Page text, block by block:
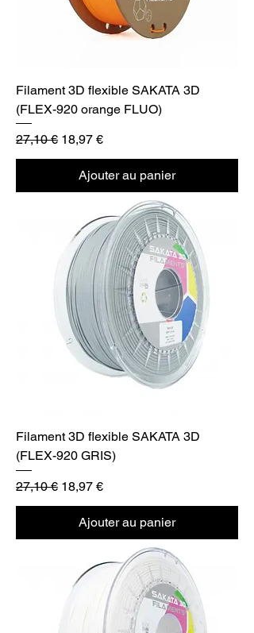
Filament 3D flexible SAKATA 3D
(FLEX-920 orange FLUO)
Prix original
27,10 € Prix promotionnel
18,97 €
Ajouter au panier
Filament 3D flexible SAKATA 3D
(FLEX-920 GRIS)
Prix original
27,10 € Prix promotionnel
18,97 €
Ajouter au panier